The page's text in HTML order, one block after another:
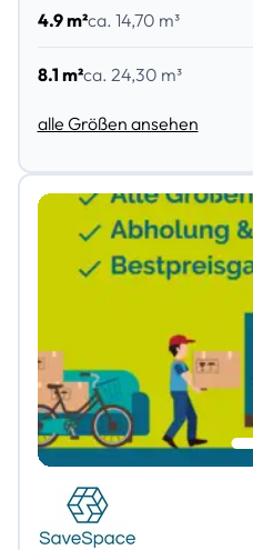
4.9 m²ca. 14,70 m³
8.1 m²ca. 24,30 m³
alle Größen ansehen